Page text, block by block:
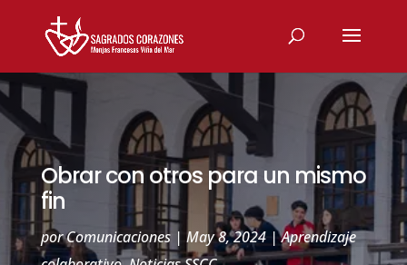
Obrar con otros para un mismo
fin
porComunicaciones| May 8, 2024|Aprendizaje